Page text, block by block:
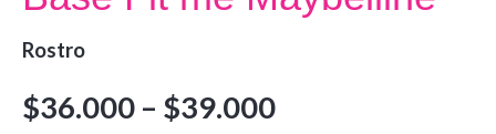
Rostro
$36.000 – $39.000